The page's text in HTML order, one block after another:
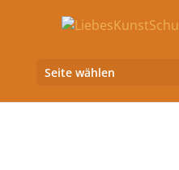
Seite wählen